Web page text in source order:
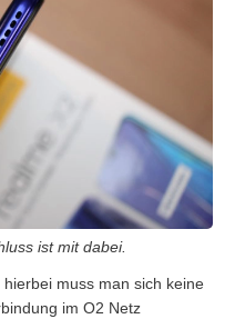
ist mit dabei.
muss man sich keine
im O2 Netz